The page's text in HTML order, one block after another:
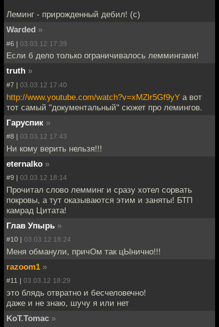
Леминг - прирожденный дебил! (с)
Warded »
#6 | 03.03.12 17:39
Если б дело только ограничивалось леммингами!
truth »
#7 | 03.03.12 17:40
http://www.youtube.com/watch?v=xMZlr5Gf9yY а вот
тот самый "документальный" сюжет про лемингов.
Гаруспик »
#8 | 03.03.12 17:43
Ни кому верить нельзя!!!
eternalko »
#9 | 03.03.12 18:14
Прочитал слово лемминг и сразу хотел сорвать
покровы, а тут оказываются этим и заняты! БТП
камрад Цитата!
Глав Упырь »
#10 | 03.03.12 18:24
Меня обманули, причОм так цЫнично!!!
razoom1 »
#11 | 03.03.12 18:29
это блядь отвратно и бесчеловечно!
даже и не знаю, шучу я или нет
KoT.Tomac »